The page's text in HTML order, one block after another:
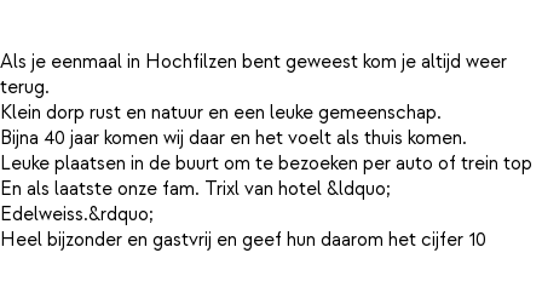
Als je eenmaal in Hochfilzen bent geweest kom je altijd weer
terug.
Klein dorp rust en natuur en een leuke gemeenschap.
Bijna 40 jaar komen wij daar en het voelt als thuis komen.
Leuke plaatsen in de buurt om te bezoeken per auto of trein top
En als laatste onze fam. Trixl van hotel &ldquo;
Edelweiss.&rdquo;